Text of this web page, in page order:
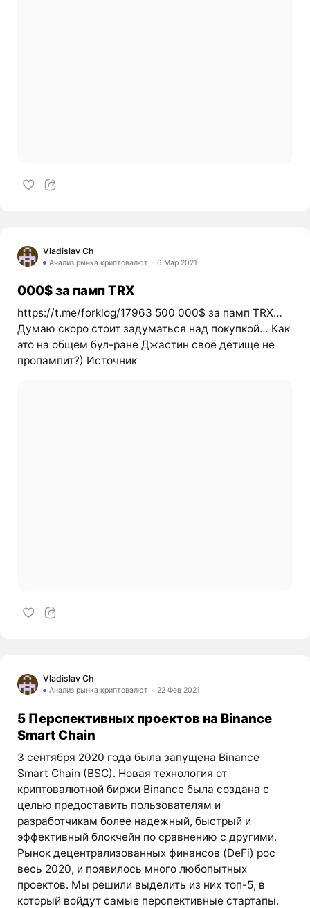
Vladislav Ch
Анализ рынка криптовалют 6 Мар 2021
000$ за памп TRX
https://t.me/forklog/17963 500 000$ за памп TRX…
Думаю скоро стоит задуматься над покупкой… Как
это на общем бул-ране Джастин своё детище не
пропампит?) Источник
Vladislav Ch
Анализ рынка криптовалют 22 Фев 2021
5 Перспективных проектов на Binance
Smart Chain
3 сентября 2020 года была запущена Binance
Smart Chain (BSC). Новая технология от
криптовалютной биржи Binance была создана с
целью предоставить пользователям и
разработчикам более надежный, быстрый и
эффективный блокчейн по сравнению с другими.
Рынок децентрализованных финансов (DeFi) рос
весь 2020, и появилось много любопытных
проектов. Мы решили выделить из них топ-5, в
который войдут самые перспективные стартапы.